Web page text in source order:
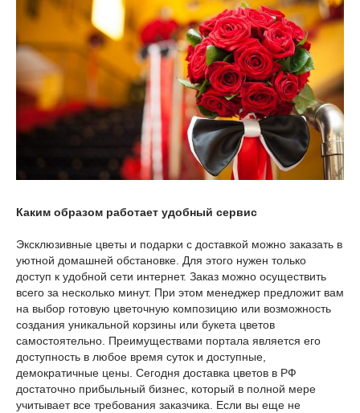
Каким образом работает удобный сервис
Эксклюзивные цветы и подарки с доставкой можно заказать в
уютной домашней обстановке. Для этого нужен только
доступ к удобной сети интернет. Заказ можно осуществить
всего за несколько минут. При этом менеджер предложит вам
на выбор готовую цветочную композицию или возможность
создания уникальной корзины или букета цветов
самостоятельно. Преимуществами портала является его
доступность в любое время суток и доступные,
демократичные цены. Сегодня доставка цветов в РФ
достаточно прибыльный бизнес, который в полной мере
учитывает все требования заказчика. Если вы еще не